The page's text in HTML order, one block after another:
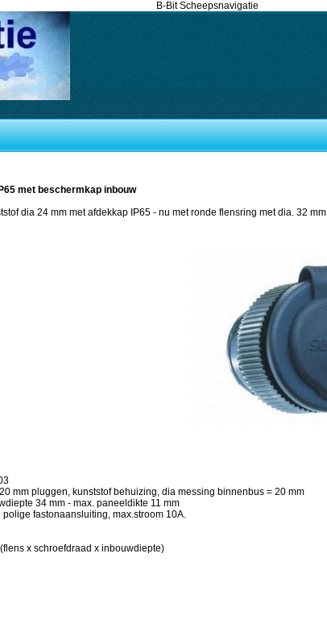
B-Bit Scheepsnavigatie
met beschermkap inbouw
dia 24 mm met afdekkap IP65 - nu met ronde flensring met dia. 32 mm
mm pluggen, kunststof behuizing, dia messing binnenbus = 20 mm
34 mm - max. paneeldikte 11 mm
fastonaansluiting, max.stroom 10A.
x schroefdraad x inbouwdiepte)